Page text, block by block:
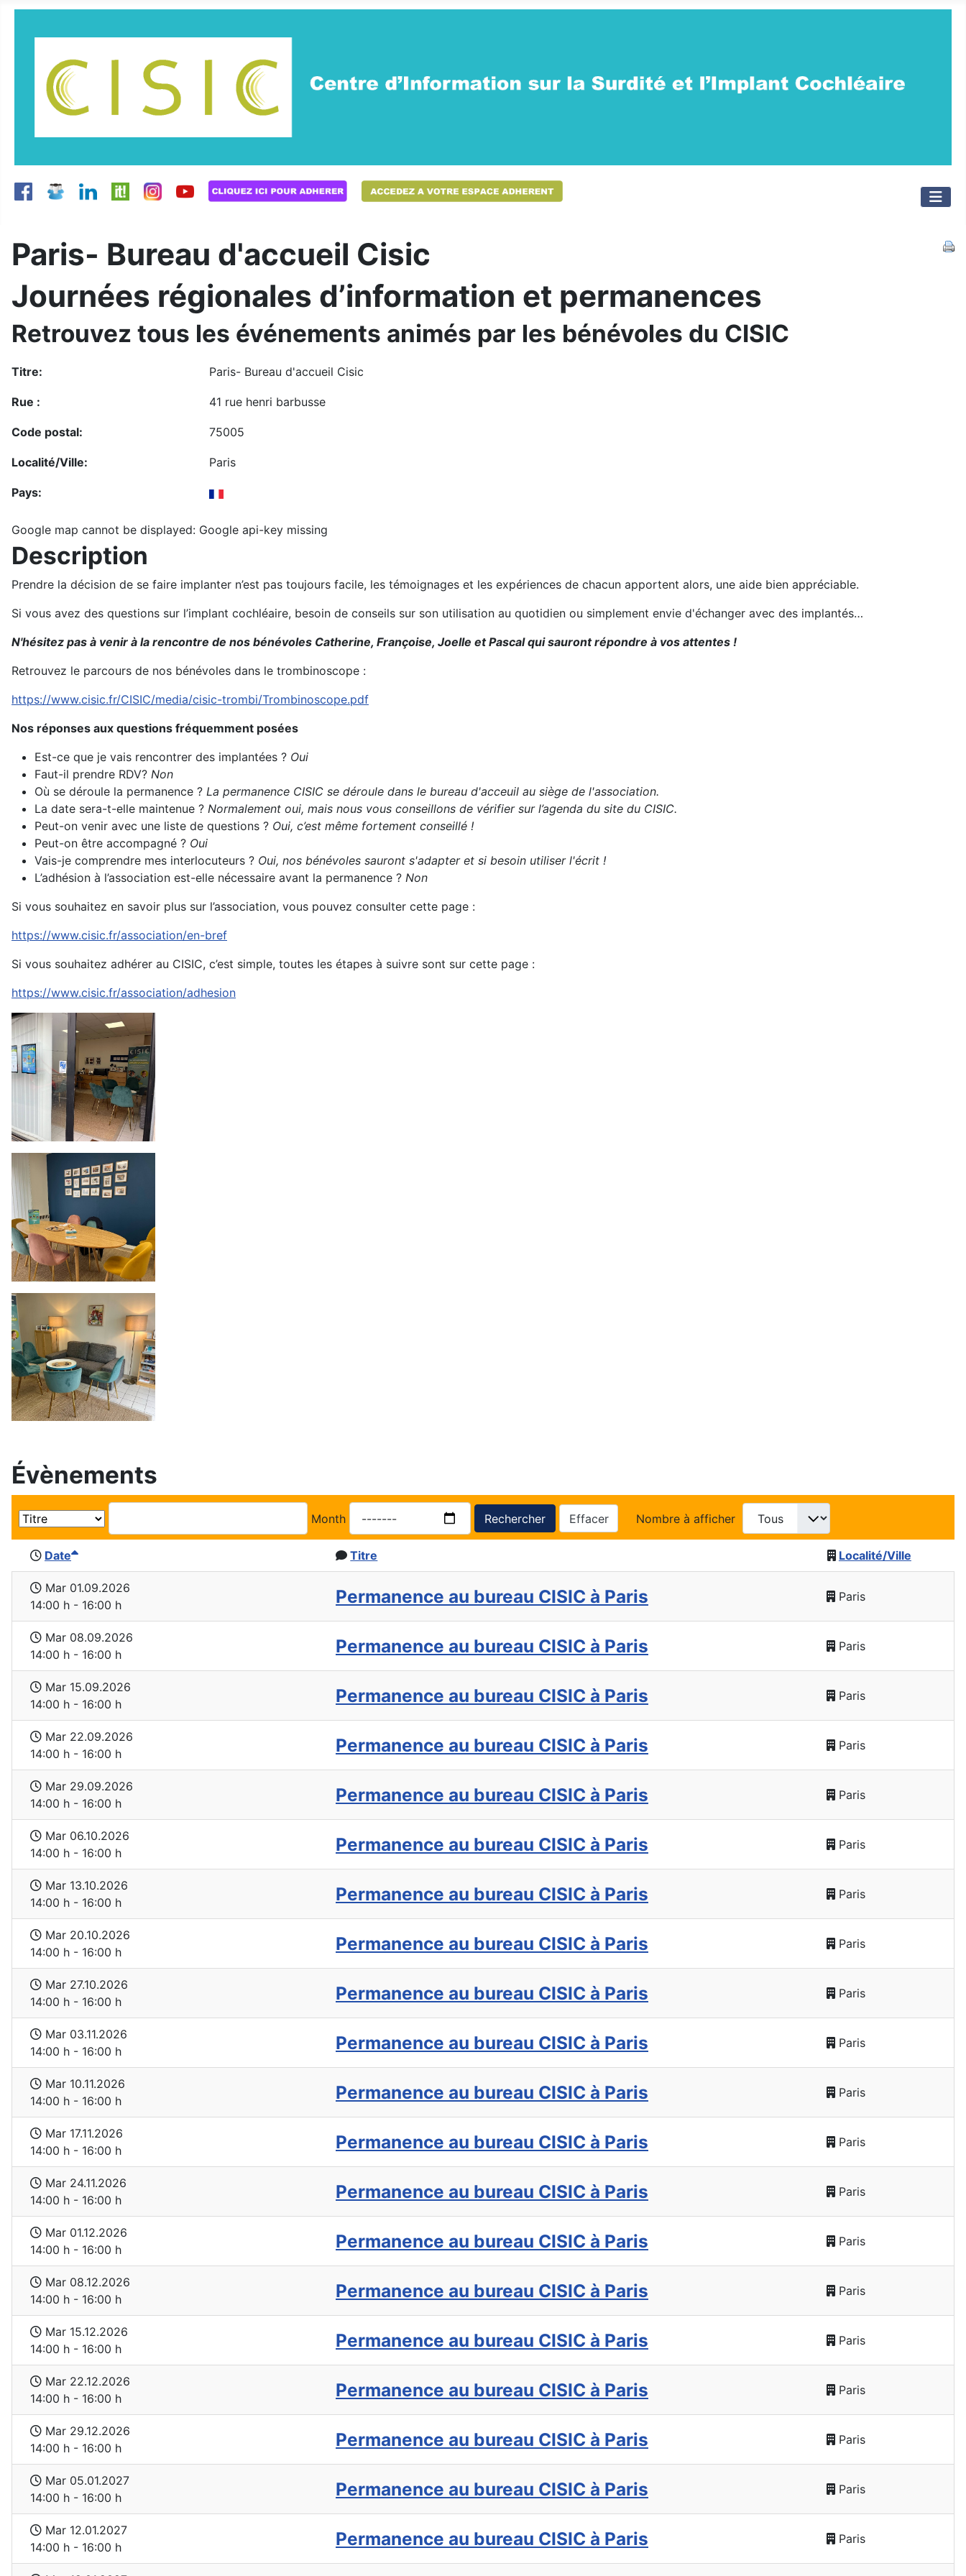
Paris- Bureau d'accueil Cisic
Journées régionales d’information et permanences
Retrouvez tous les événements animés par les bénévoles du CISIC
Titre: Paris- Bureau d'accueil Cisic
Rue : 41 rue henri barbusse
Code postal: 75005
Localité/Ville: Paris
Pays:
Google map cannot be displayed: Google api-key missing
Description
Prendre la décision de se faire implanter n’est pas toujours facile, les témoignages et les expériences de chacun apportent alors, une aide bien appréciable.
Si vous avez des questions sur l’implant cochléaire, besoin de conseils sur son utilisation au quotidien ou simplement envie d'échanger avec des implantés…
N'hésitez pas à venir à la rencontre de nos bénévoles Catherine, Françoise, Joelle et Pascal qui sauront répondre à vos attentes !
Retrouvez le parcours de nos bénévoles dans le trombinoscope :
https://www.cisic.fr/CISIC/media/cisic-trombi/Trombinoscope.pdf
Nos réponses aux questions fréquemment posées
Est-ce que je vais rencontrer des implantées ? Oui
Faut-il prendre RDV? Non
Où se déroule la permanence ? La permanence CISIC se déroule dans le bureau d'acceuil au siège de l'association.
La date sera-t-elle maintenue ? Normalement oui, mais nous vous conseillons de vérifier sur l’agenda du site du CISIC.
Peut-on venir avec une liste de questions ? Oui, c’est même fortement conseillé !
Peut-on être accompagné ? Oui
Vais-je comprendre mes interlocuteurs ? Oui, nos bénévoles sauront s'adapter et si besoin utiliser l'écrit !
L’adhésion à l’association est-elle nécessaire avant la permanence ? Non
Si vous souhaitez en savoir plus sur l’association, vous pouvez consulter cette page :
https://www.cisic.fr/association/en-bref
Si vous souhaitez adhérer au CISIC, c’est simple, toutes les étapes à suivre sont sur cette page :
https://www.cisic.fr/association/adhesion
Évènements
Month Rechercher Effacer Nombre à afficher
Date Titre Localité/Ville
Mar 01.09.2026
14:00 h - 16:00 h
Permanence au bureau CISIC à Paris Paris
Mar 08.09.2026
14:00 h - 16:00 h
Permanence au bureau CISIC à Paris Paris
Mar 15.09.2026
14:00 h - 16:00 h
Permanence au bureau CISIC à Paris Paris
Mar 22.09.2026
14:00 h - 16:00 h
Permanence au bureau CISIC à Paris Paris
Mar 29.09.2026
14:00 h - 16:00 h
Permanence au bureau CISIC à Paris Paris
Mar 06.10.2026
14:00 h - 16:00 h
Permanence au bureau CISIC à Paris Paris
Mar 13.10.2026
14:00 h - 16:00 h
Permanence au bureau CISIC à Paris Paris
Mar 20.10.2026
14:00 h - 16:00 h
Permanence au bureau CISIC à Paris Paris
Mar 27.10.2026
14:00 h - 16:00 h
Permanence au bureau CISIC à Paris Paris
Mar 03.11.2026
14:00 h - 16:00 h
Permanence au bureau CISIC à Paris Paris
Mar 10.11.2026
14:00 h - 16:00 h
Permanence au bureau CISIC à Paris Paris
Mar 17.11.2026
14:00 h - 16:00 h
Permanence au bureau CISIC à Paris Paris
Mar 24.11.2026
14:00 h - 16:00 h
Permanence au bureau CISIC à Paris Paris
Mar 01.12.2026
14:00 h - 16:00 h
Permanence au bureau CISIC à Paris Paris
Mar 08.12.2026
14:00 h - 16:00 h
Permanence au bureau CISIC à Paris Paris
Mar 15.12.2026
14:00 h - 16:00 h
Permanence au bureau CISIC à Paris Paris
Mar 22.12.2026
14:00 h - 16:00 h
Permanence au bureau CISIC à Paris Paris
Mar 29.12.2026
14:00 h - 16:00 h
Permanence au bureau CISIC à Paris Paris
Mar 05.01.2027
14:00 h - 16:00 h
Permanence au bureau CISIC à Paris Paris
Mar 12.01.2027
14:00 h - 16:00 h
Permanence au bureau CISIC à Paris Paris